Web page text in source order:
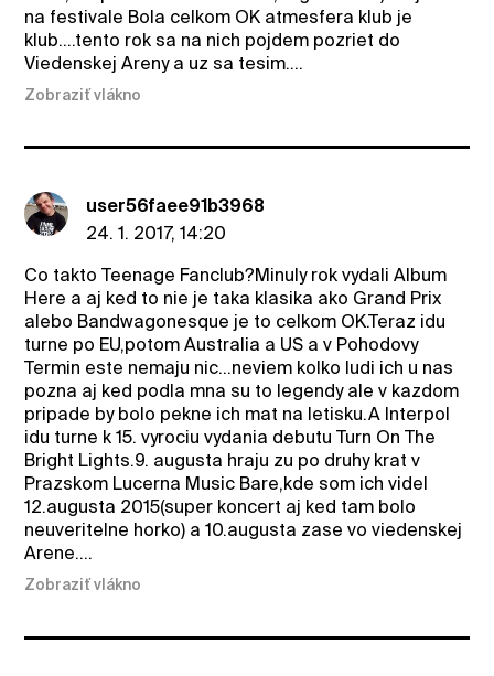
na festivale Bola celkom OK atmesfera klub je
klub....tento rok sa na nich pojdem pozriet do
Viedenskej Areny a uz sa tesim....
Zobraziť vlákno
user56faee91b3968
24. 1. 2017, 14:20
Co takto Teenage Fanclub?Minuly rok vydali Album
Here a aj ked to nie je taka klasika ako Grand Prix
alebo Bandwagonesque je to celkom OK.Teraz idu
turne po EU,potom Australia a US a v Pohodovy
Termin este nemaju nic...neviem kolko ludi ich u nas
pozna aj ked podla mna su to legendy ale v kazdom
pripade by bolo pekne ich mat na letisku.A Interpol
idu turne k 15. vyrociu vydania debutu Turn On The
Bright Lights.9. augusta hraju zu po druhy krat v
Prazskom Lucerna Music Bare,kde som ich videl
12.augusta 2015(super koncert aj ked tam bolo
neuveritelne horko) a 10.augusta zase vo viedenskej
Arene....
Zobraziť vlákno